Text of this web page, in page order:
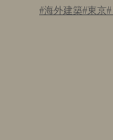
海外建築 東京